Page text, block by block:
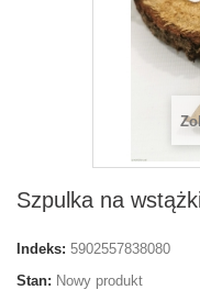
Szpulka na
Indeks: 5902557838080
Stan: Nowy produkt